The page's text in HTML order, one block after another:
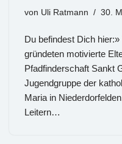
von Uli Ratmann 30.
Du befindest Dich
gründeten motivierte
Pfadfinderschaft Sankt
Jugendgruppe der
Maria in
Leitern…